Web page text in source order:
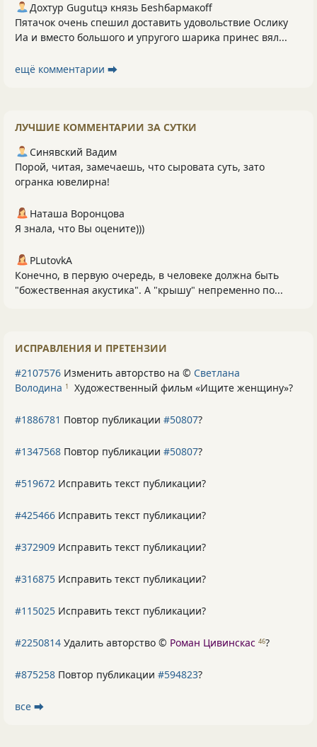
Дохтур Gugutцэ князь Беshбармакоff
Пятачок очень спешил доставить удовольствие Ослику
Иа и вместо большого и упругого шарика принес вял...
ещё комментарии ⮕
ЛУЧШИЕ КОММЕНТАРИИ ЗА СУТКИ
Синявский Вадим
Порой, читая, замечаешь, что сыровата суть, зато
огранка ювелирна!
Наташа Воронцова
Я знала, что Вы оцените)))
PLutоvkА
Конечно, в первую очередь, в человеке должна быть
"божественная акустика". А "крышу" непременно по...
ИСПРАВЛЕНИЯ И ПРЕТЕНЗИИ
#2107576 Изменить авторство на © Светлана
Володина 1 Художественный фильм «Ищите женщину»?
#1886781 Повтор публикации #50807?
#1347568 Повтор публикации #50807?
#519672 Исправить текст публикации?
#425466 Исправить текст публикации?
#372909 Исправить текст публикации?
#316875 Исправить текст публикации?
#115025 Исправить текст публикации?
#2250814 Удалить авторство © Роман Цивинскас 46?
#875258 Повтор публикации #594823?
все ⮕